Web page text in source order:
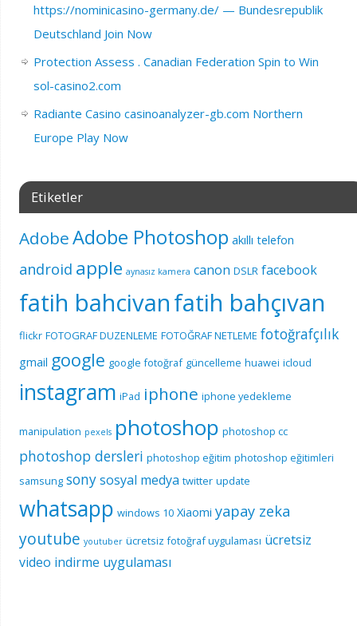
https://nominicasino-germany.de/ — Bundesrepublik
Deutschland Join Now
Protection Assess . Canadian Federation Spin to Win
sol-casino2.com
Radiante Casino casinoanalyzer-gb.com Northern
Europe Play Now
Etiketler
AdobeAdobe Photoshop akıllı telefon
android apple aynasız kamera canon DSLR facebook
fatih bahcivanfatih bahçıvan
flickr FOTOGRAF DUZENLEME FOTOĞRAF NETLEME fotoğrafçılık
gmail google google fotoğraf güncelleme huawei icloud
instagram iPad iphone iphone yedekleme
manipulation pexels photoshop photoshop cc
photoshop dersleri photoshop eğitim photoshop eğitimleri
samsung sony sosyal medya twitter update
whatsapp windows 10 Xiaomi yapay zeka
youtube youtuber ücretsiz fotoğraf uygulaması ücretsiz
video indirme uygulaması